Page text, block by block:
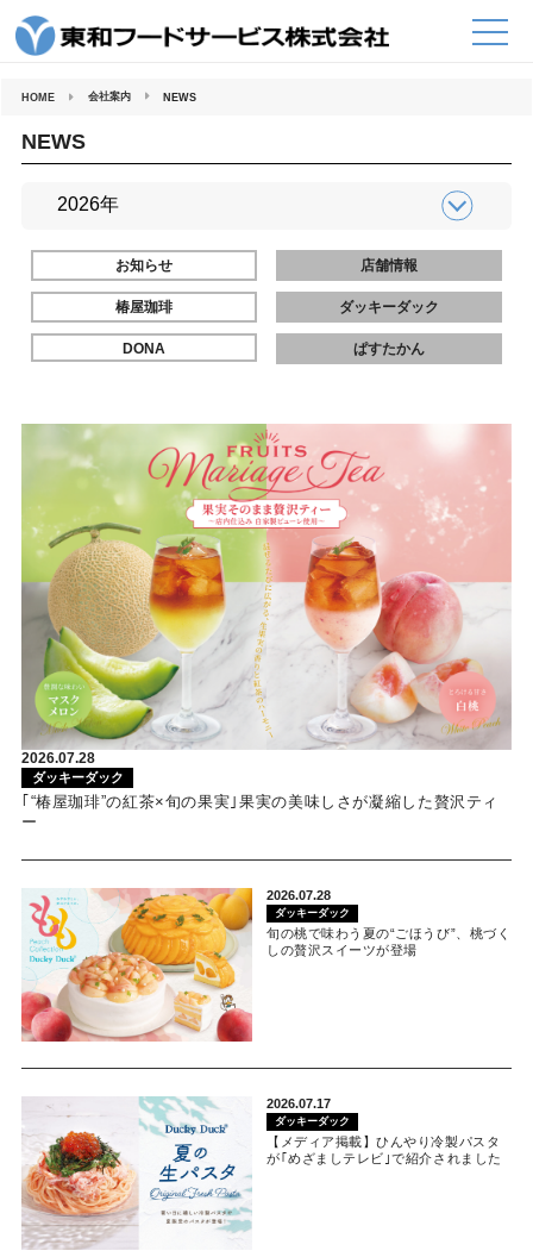
HOME 会社案内 NEWS
NEWS
お知らせ 店舗情報
椿屋珈琲 ダッキーダック
DONA ぱすたかん
2026.07.28
ダッキーダック
｢“椿屋珈琲”の紅茶×旬の果実｣果実の美味しさが凝縮した贅沢ティ
ー
2026.07.28
ダッキーダック
旬の桃で味わう夏の“ごほうび”、桃づく
しの贅沢スイーツが登場
2026.07.17
ダッキーダック
【メディア掲載】ひんやり冷製パスタ
が｢めざましテレビ｣で紹介されました